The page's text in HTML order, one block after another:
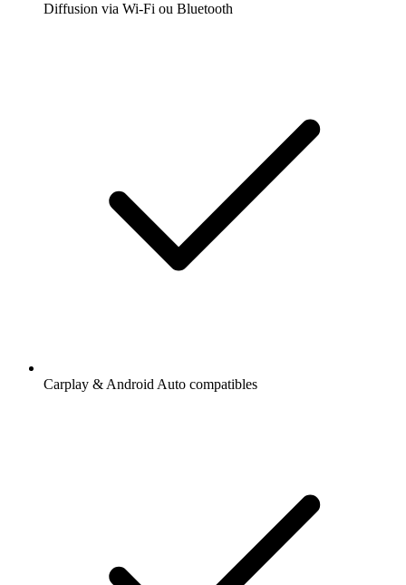
Diffusion via Wi-Fi ou Bluetooth
Carplay & Android Auto compatibles